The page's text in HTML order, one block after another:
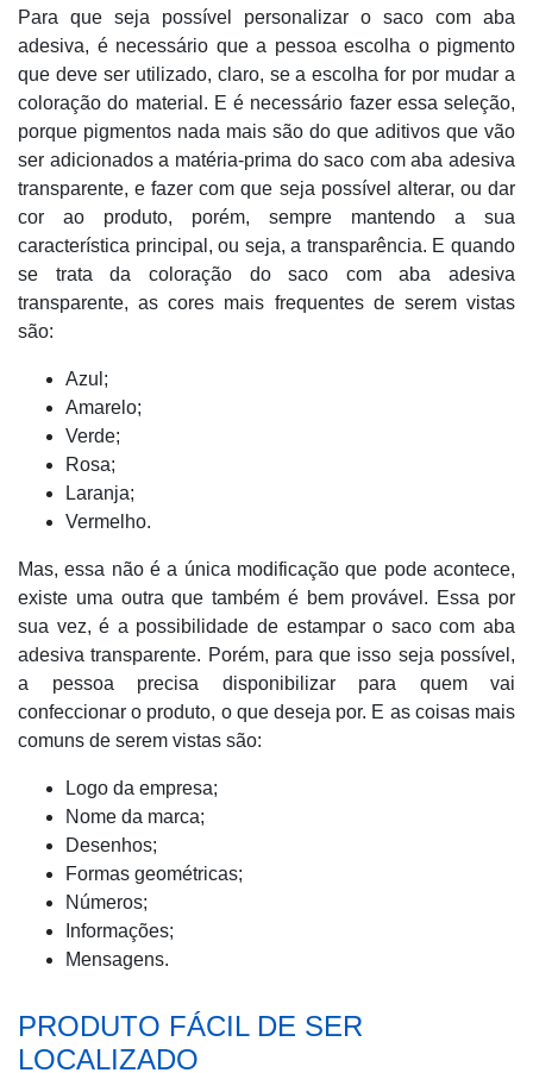
Para que seja possível personalizar o saco com aba
adesiva, é necessário que a pessoa escolha o pigmento
que deve ser utilizado, claro, se a escolha for por mudar a
coloração do material. E é necessário fazer essa seleção,
porque pigmentos nada mais são do que aditivos que vão
ser adicionados a matéria-prima do saco com aba adesiva
transparente, e fazer com que seja possível alterar, ou dar
cor ao produto, porém, sempre mantendo a sua
característica principal, ou seja, a transparência. E quando
se trata da coloração do saco com aba adesiva
transparente, as cores mais frequentes de serem vistas
são:
Azul;
Amarelo;
Verde;
Rosa;
Laranja;
Vermelho.
Mas, essa não é a única modificação que pode acontece,
existe uma outra que também é bem provável. Essa por
sua vez, é a possibilidade de estampar o saco com aba
adesiva transparente. Porém, para que isso seja possível,
a pessoa precisa disponibilizar para quem vai
confeccionar o produto, o que deseja por. E as coisas mais
comuns de serem vistas são:
Logo da empresa;
Nome da marca;
Desenhos;
Formas geométricas;
Números;
Informações;
Mensagens.
PRODUTO FÁCIL DE SER
LOCALIZADO